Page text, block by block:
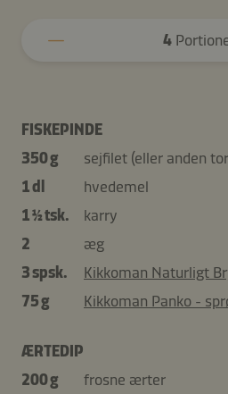
4
FISKEPINDE
350 g
sejfilet (eller anden
1 dl
hvedemel
1 ½ tsk.
karry
2
æg
3 spsk.
Kikkoman Naturligt
75 g
Kikkoman Panko -
ÆRTEDIP
200 g
frosne ærter